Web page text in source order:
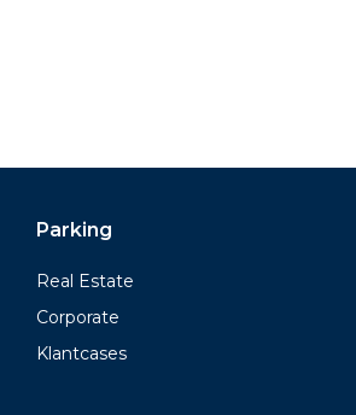
Parking
Real Estate
Corporate
Klantcases